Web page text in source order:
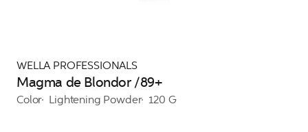
WELLA PROFESSIONALS
Magma de Blondor /89+
Color Lightening Powder 120 G